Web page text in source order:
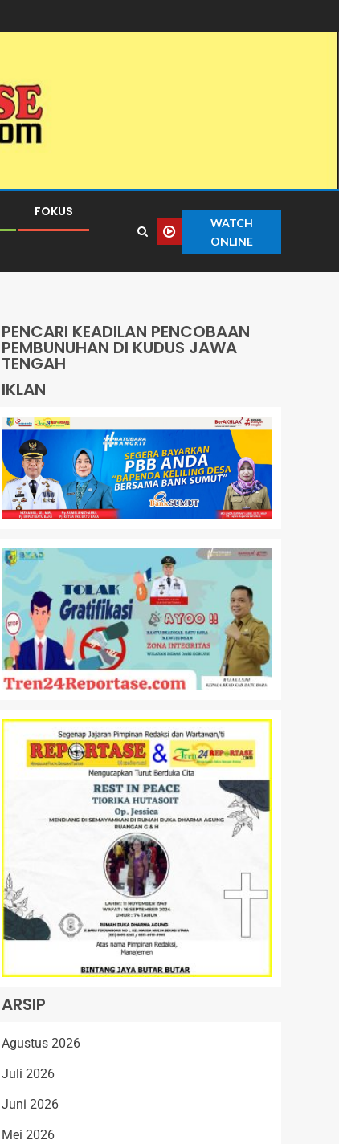
FOKUS
WATCH
ONLINE
PENCARI KEADILAN PENCOBAAN
PEMBUNUHAN DI KUDUS JAWA
TENGAH
IKLAN
ARSIP
Agustus 2026
Juli 2026
Juni 2026
Mei 2026